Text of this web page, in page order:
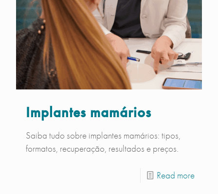
Implantes mamários
Saiba tudo sobre implantes mamários: tipos,
formatos, recuperação, resultados e preços.
Read more